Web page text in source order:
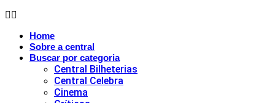
Home
Sobre a central
Buscar por categoria
Central Bilheterias
Central Celebra
Cinema